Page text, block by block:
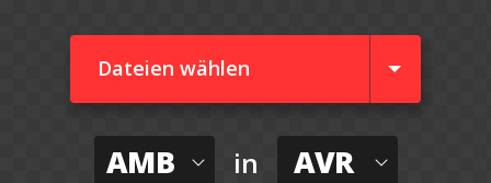
Dateien wählen
AMB in AVR